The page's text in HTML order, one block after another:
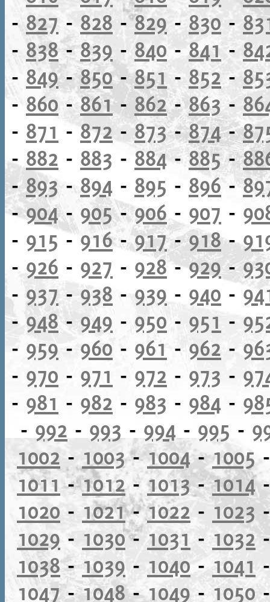
-827 -828 -829- 830 -
- 838-839 - 840-841 -
- 849-850-851 - 852 -
- 860 -861- 862-863-
- 871 -872 -873-874-
- 882 - 883 - 884-885-
-893-894 - 895 - 896-
-904- 905-906 - 907 -
- 915 -916-917-918-
- 926 - 927 - 928-929-
- 937 -938 - 939 - 940 -
-948- 949 - 950 - 951 -
- 959 - 960 - 961 - 962 -
- 970 - 971 - 972 - 973 -
- 981 - 982 - 983 - 984 -
- 992 - 993 - 994 - 995 -
1002 - 1003-1004-1005
1011-1012-1013-1014
1020 - 1021-1022 - 1023
1029 - 1030-1031 - 1032
1038-1039 - 1040-1041
1047-1048-1049-1050